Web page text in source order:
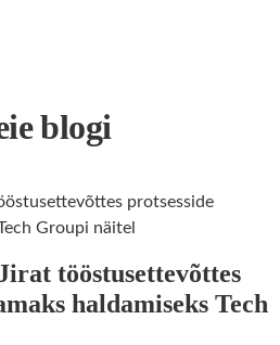
blogi
tööstusettevõttes
haldamiseks Tech